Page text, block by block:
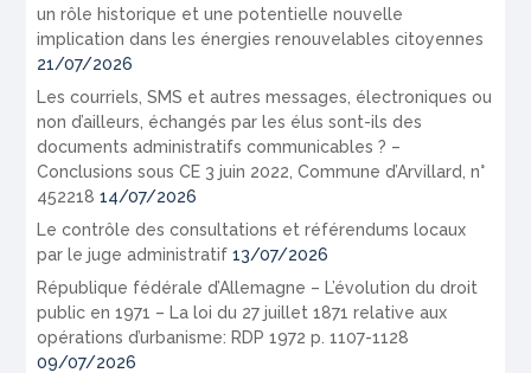
un rôle historique et une potentielle nouvelle
implication dans les énergies renouvelables citoyennes
21/07/2026
Les courriels, SMS et autres messages, électroniques ou
non d’ailleurs, échangés par les élus sont-ils des
documents administratifs communicables ? –
Conclusions sous CE 3 juin 2022, Commune d’Arvillard, n°
452218 14/07/2026
Le contrôle des consultations et référendums locaux
par le juge administratif 13/07/2026
République fédérale d’Allemagne – L’évolution du droit
public en 1971 – La loi du 27 juillet 1871 relative aux
opérations d’urbanisme: RDP 1972 p. 1107-1128
09/07/2026